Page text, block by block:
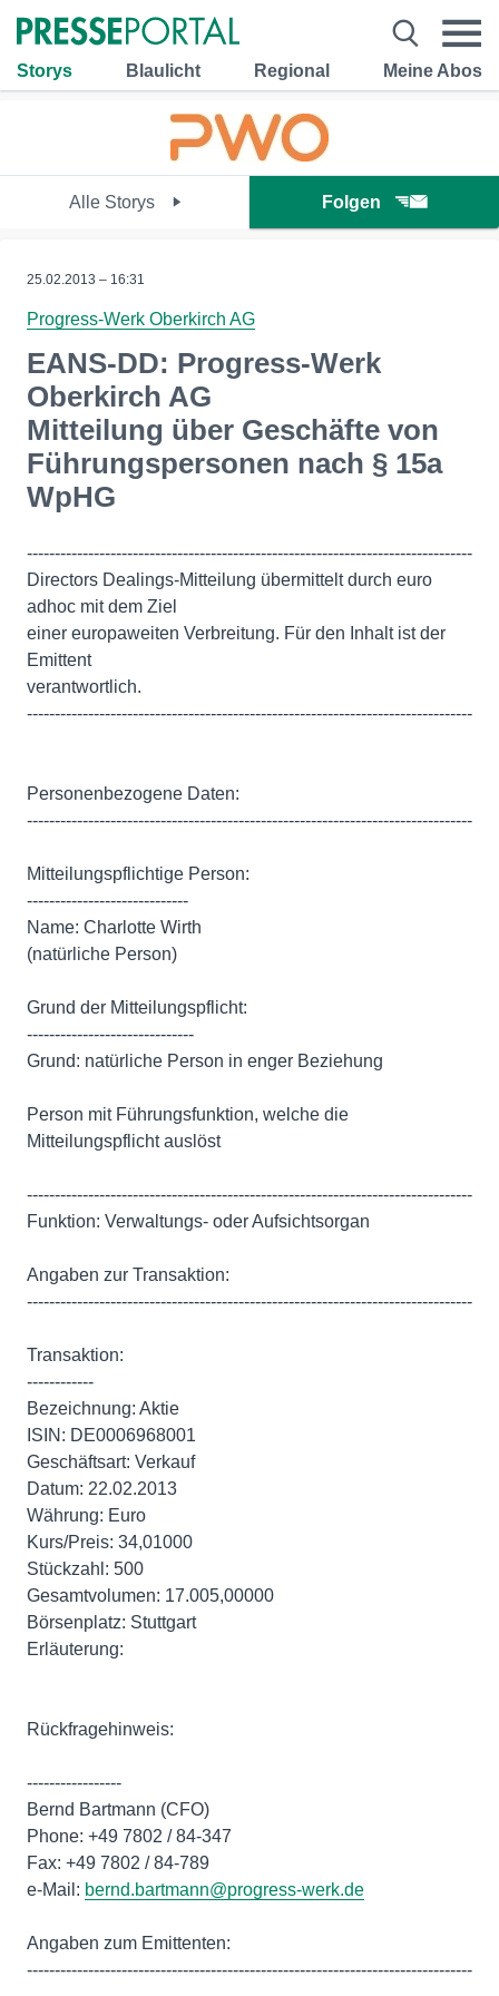
Storys Blaulicht Regional Meine Abos
Alle Storys Folgen
25.02.2013 – 16:31
Progress-Werk Oberkirch AG
EANS-DD: Progress-Werk
Oberkirch AG
Mitteilung über Geschäfte von
Führungspersonen nach § 15a
WpHG
--------------------------------------------------------------------------------
Directors Dealings-Mitteilung übermittelt durch euro
adhoc mit dem Ziel
einer europaweiten Verbreitung. Für den Inhalt ist der
Emittent
verantwortlich.
--------------------------------------------------------------------------------
Personenbezogene Daten:
--------------------------------------------------------------------------------
Mitteilungspflichtige Person:
-----------------------------
Name: Charlotte Wirth
(natürliche Person)
Grund der Mitteilungspflicht:
------------------------------
Grund: natürliche Person in enger Beziehung
Person mit Führungsfunktion, welche die
Mitteilungspflicht auslöst
--------------------------------------------------------------------------------
Funktion: Verwaltungs- oder Aufsichtsorgan
Angaben zur Transaktion:
--------------------------------------------------------------------------------
Transaktion:
------------
Bezeichnung: Aktie
ISIN: DE0006968001
Geschäftsart: Verkauf
Datum: 22.02.2013
Währung: Euro
Kurs/Preis: 34,01000
Stückzahl: 500
Gesamtvolumen: 17.005,00000
Börsenplatz: Stuttgart
Erläuterung:
Rückfragehinweis:
-----------------
Bernd Bartmann (CFO)
Phone: +49 7802 / 84-347
Fax: +49 7802 / 84-789
e-Mail: bernd.bartmann@progress-werk.de
Angaben zum Emittenten:
--------------------------------------------------------------------------------